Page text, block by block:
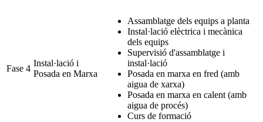
Fase 4
Instal·lació i
Posada en Marxa
Assamblatge dels equips a planta
Instal·lació elèctrica i mecànica
dels equips
Supervisió d'assamblatge i
instal·lació
Posada en marxa en fred (amb
aigua de xarxa)
Posada en marxa en calent (amb
aigua de procés)
Curs de formació